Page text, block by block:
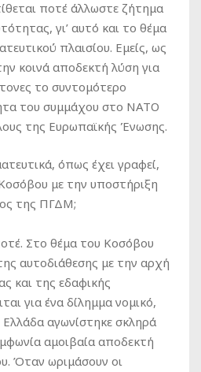
ποτέ άλλωστε ζήτημα
γι’ αυτό και το θέμα
πλαισίου. Εμείς, ως
κοινά αποδεκτή λύση για
το συντομότερο
του συμμάχου στο ΝΑΤΟ
της Ευρωπαϊκής Ένωσης.
όπως έχει γραφεί,
με την υποστήριξη
της ΠΓΔΜ;
Στο θέμα του Κοσόβου
αυτοδιάθεσης με την αρχή
και της εδαφικής
για ένα δίλημμα νομικό,
Ελλάδα αγωνίστηκε σκληρά
αμοιβαία αποδεκτή
Όταν ωριμάσουν οι